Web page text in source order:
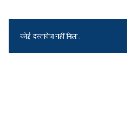
कोई दस्तावेज़ नहीं मिला.